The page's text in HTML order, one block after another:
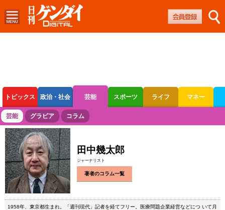
トピックス 政治・社会 芸能 スポーツ ライフ マネー
ボートレース 競輪 オートレース
芸能 グラビア コラム
田中幾太郎
ジャーナリスト
著者のコラム一覧
1958年、東京都生まれ。「週刊現代」記者を経てフリー。医療問題企業経営などにつ いて月